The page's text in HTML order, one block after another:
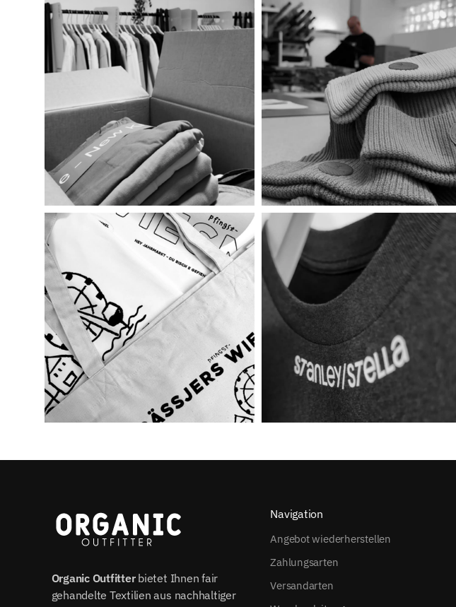
Organic Outfitterbietet Ihnen fair
gehandelte Textilien aus nachhaltiger
Navigation
Angebot wiederherstellen
Zahlungsarten
Versandarten